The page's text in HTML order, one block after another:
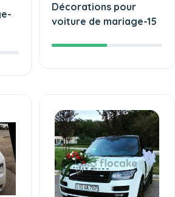
Décorations pour
voiture de mariage-15